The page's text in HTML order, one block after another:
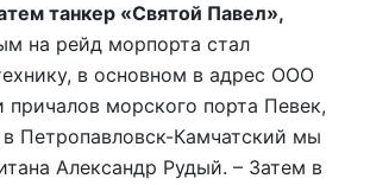
танкер «Святой Павел»,
на рейд морпорта стал
в основном в адрес ООО
причалов морского порта Певек,
Петропавловск-Камчатский мы
Александр Рудый. – Затем в